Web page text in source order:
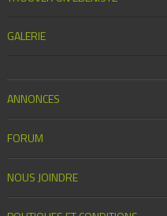
GALERIE
ANNONCES
FORUM
NOUS JOINDRE